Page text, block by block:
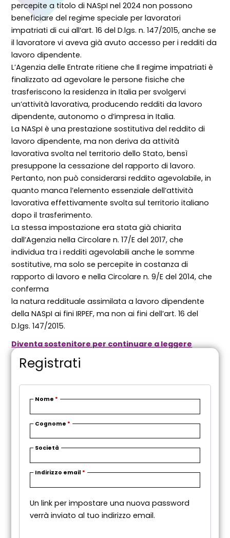
percepite a titolo di NASpI nel 2024 non possono
beneficiare del regime speciale per lavoratori
impatriati di cui all’art. 16 del D.lgs. n. 147/2015, anche se
il lavoratore vi aveva già avuto accesso per i redditi da
lavoro dipendente.
L’Agenzia delle Entrate ritiene che Il regime impatriati è
finalizzato ad agevolare le persone fisiche che
trasferiscono la residenza in Italia per svolgervi
un’attività lavorativa, producendo redditi da lavoro
dipendente, autonomo o d’impresa in Italia.
La NASpI è una prestazione sostitutiva del reddito di
lavoro dipendente, ma non deriva da attività
lavorativa svolta nel territorio dello Stato, bensì
presuppone la cessazione del rapporto di lavoro.
Pertanto, non può considerarsi reddito agevolabile, in
quanto manca l’elemento essenziale dell’attività
lavorativa effettivamente svolta sul territorio italiano
dopo il trasferimento.
La stessa impostazione era stata già chiarita
dall’Agenzia nella Circolare n. 17/E del 2017, che
individua tra i redditi agevolabili anche le somme
sostitutive, ma solo se percepite in costanza di
rapporto di lavoro e nella Circolare n. 9/E del 2014, che
conferma
la natura reddituale assimilata a lavoro dipendente
della NASpI ai fini IRPEF, ma non ai fini dell’art. 16 del
D.lgs. 147/2015.
Diventa sostenitore per continuare a leggere
Registrati
Nome *
Cognome *
Società
Indirizzo email * R
h
Un link per impostare una nuova password
verrà inviato al tuo indirizzo email.